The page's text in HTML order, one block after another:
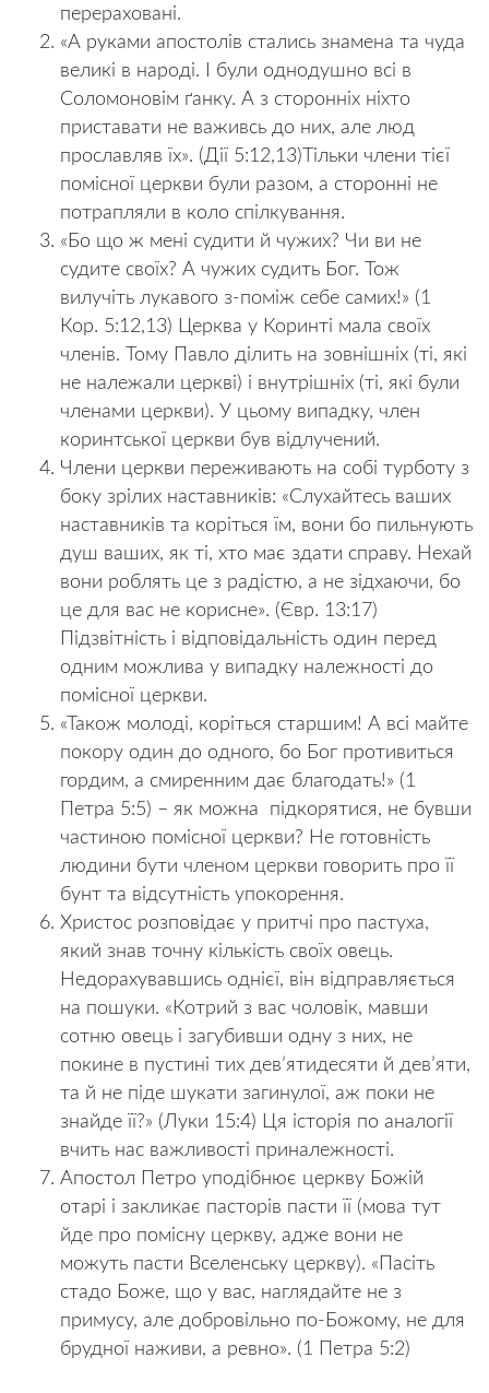
перераховані.
«А руками апостолів стались знамена та чуда
великі в народі. І були однодушно всі в
Соломоновім ґанку. А з сторонніх ніхто
приставати не важивсь до них, але люд
прославляв їх». (Дії 5:12,13)Тільки члени тієї
помісної церкви були разом, а сторонні не
потрапляли в коло спілкування.
«Бо що ж мені судити й чужих? Чи ви не
судите своїх? А чужих судить Бог. Тож
вилучіть лукавого з-поміж себе самих!» (1
Кор. 5:12,13) Церква у Коринті мала своїх
членів. Тому Павло ділить на зовнішніх (ті, які
не належали церкві) і внутрішніх (ті, які були
членами церкви). У цьому випадку, член
коринтської церкви був відлучений.
Члени церкви переживають на собі турботу з
боку зрілих наставників: «Слухайтесь ваших
наставників та коріться їм, вони бо пильнують
душ ваших, як ті, хто має здати справу. Нехай
вони роблять це з радістю, а не зідхаючи, бо
це для вас не корисне». (Євр. 13:17)
Підзвітність і відповідальність один перед
одним можлива у випадку належності до
помісної церкви.
«Також молоді, коріться старшим! А всі майте
покору один до одного, бо Бог противиться
гордим, а смиренним дає благодать!» (1
Петра 5:5) – як можна
підкорятися, не бувши
частиною помісної церкви? Не готовність
людини бути членом церкви говорить про її
бунт та відсутність упокорення.
Христос розповідає у притчі про пастуха,
який знав точну кількість своїх овець.
Недорахувавшись однієї, він відправляється
на пошуки. «Котрий з вас чоловік, мавши
сотню овець і загубивши одну з них, не
покине в пустині тих дев’ятидесяти й дев’яти,
та й не піде шукати загинулої, аж поки не
знайде її?» (Луки 15:4) Ця історія по аналогії
вчить нас важливості приналежності.
Апостол Петро уподібнює церкву Божій
отарі і закликає пасторів пасти її (мова тут
йде про помісну церкву, адже вони не
можуть пасти Вселенську церкву). «Пасіть
стадо Боже, що у вас, наглядайте не з
примусу, але добровільно по-Божому, не для
брудної наживи, а ревно». (1 Петра 5:2)